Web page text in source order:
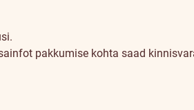
pakkumise kohta saad